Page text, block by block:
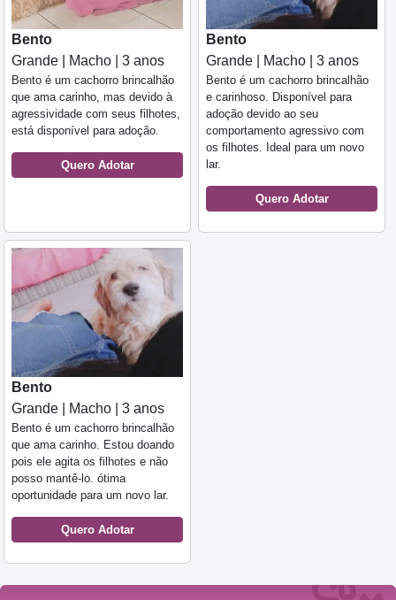
Bento
Grande | Macho | 3 anos
Bento é um cachorro brincalhão
que ama carinho, mas devido à
agressividade com seus filhotes,
está disponível para adoção.
Quero Adotar
Bento
Grande | Macho | 3 anos
Bento é um cachorro brincalhão
e carinhoso. Disponível para
adoção devido ao seu
comportamento agressivo com
os filhotes. Ideal para um novo
lar.
Quero Adotar
Bento
Grande | Macho | 3 anos
Bento é um cachorro brincalhão
que ama carinho. Estou doando
pois ele agita os filhotes e não
posso mantê-lo. ótima
oportunidade para um novo lar.
Quero Adotar